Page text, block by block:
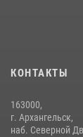
КОНТАКТЫ
163000,
г. Архангельск,
наб. Северной